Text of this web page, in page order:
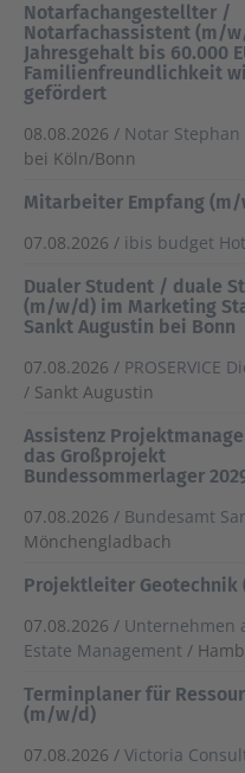
Notarfachangestellter /
Notarfachassistent (m/
Jahresgehalt bis 60.000
Familienfreundlichkeit
gefördert
08.08.2026 / Notar Stephan
bei Köln/Bonn
Mitarbeiter Empfang
07.08.2026 / ibis budget
Dualer Student / duale
(m/w/d) im Marketing
Sankt Augustin bei Bonn
07.08.2026 / PROSERVICE
/ Sankt Augustin
Assistenz
das Großprojekt
Bundessommerlager
07.08.2026 / Bundesamt
Mönchengladbach
Projektleiter
07.08.2026 / Unternehmen
Estate Management /
Terminplaner für
(m/w/d)
07.08.2026 / Victoria